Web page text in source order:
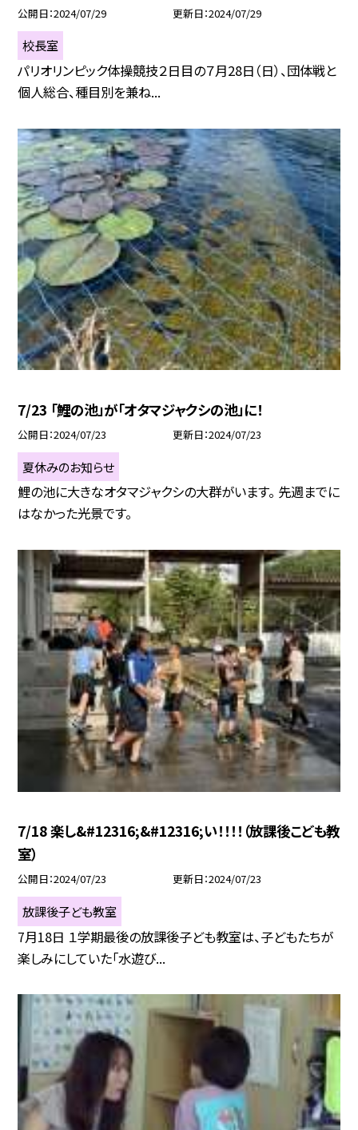
公開日 2024/07/29 更新日 2024/07/29
校長室
パリオリンピック体操競技２日目の７月28日（日）、団体戦と
個人総合、種目別を兼ね...
7/23 「鯉の池」が「オタマジャクシの池」に！
公開日 2024/07/23 更新日 2024/07/23
夏休みのお知らせ
鯉の池に大きなオタマジャクシの大群がいます。 先週までに
はなかった光景です。
7/18 楽し&#12316;&#12316;い！！！！（放課後こども教
室）
公開日 2024/07/23 更新日 2024/07/23
放課後子ども教室
7月18日 １学期最後の放課後子ども教室は、子どもたちが
楽しみにしていた「水遊び...